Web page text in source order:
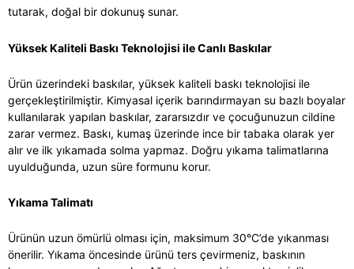
tutarak, doğal bir dokunuş sunar.
Yüksek Kaliteli Baskı Teknolojisi ile Canlı Baskılar
Ürün üzerindeki baskılar, yüksek kaliteli baskı teknolojisi ile
gerçekleştirilmiştir. Kimyasal içerik barındırmayan su bazlı boyalar
kullanılarak yapılan baskılar, zararsızdır ve çocuğunuzun cildine
zarar vermez. Baskı, kumaş üzerinde ince bir tabaka olarak yer
alır ve ilk yıkamada solma yapmaz. Doğru yıkama talimatlarına
uyulduğunda, uzun süre formunu korur.
Yıkama Talimatı
Ürünün uzun ömürlü olması için, maksimum 30°C’de yıkanması
önerilir. Yıkama öncesinde ürünü ters çevirmeniz, baskının